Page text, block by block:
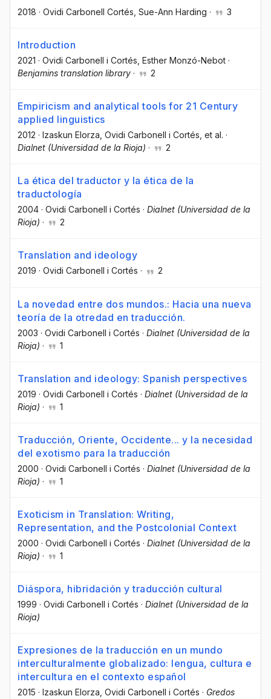
2018 · Ovidi Carbonell Cortés , Sue-Ann Harding · 3
Introduction
2021 · Ovidi Carbonell i Cortés , Esther Monzó-Nebot ·
Benjamins translation library · 2
Empiricism and analytical tools for 21 Century
applied linguistics
2012 · Izaskun Elorza , Ovidi Carbonell i Cortés , et al. ·
Dialnet (Universidad de la Rioja) · 2
La ética del traductor y la ética de la
traductología
2004 · Ovidi Carbonell i Cortés · Dialnet (Universidad de la
Rioja) · 2
Translation and ideology
2019 · Ovidi Carbonell i Cortés · 2
La novedad entre dos mundos.: Hacia una nueva
teoría de la otredad en traducción.
2003 · Ovidi Carbonell i Cortés · Dialnet (Universidad de la
Rioja) · 1
Translation and ideology: Spanish perspectives
2019 · Ovidi Carbonell i Cortés · Dialnet (Universidad de la
Rioja) · 1
Traducción, Oriente, Occidente... y la necesidad
del exotismo para la traducción
2000 · Ovidi Carbonell i Cortés · Dialnet (Universidad de la
Rioja) · 1
Exoticism in Translation: Writing,
Representation, and the Postcolonial Context
2000 · Ovidi Carbonell i Cortés · Dialnet (Universidad de la
Rioja) · 1
Diáspora, hibridación y traducción cultural
1999 · Ovidi Carbonell i Cortés · Dialnet (Universidad de la
Rioja)
Expresiones de la traducción en un mundo
interculturalmente globalizado: lengua, cultura e
intercultura en el contexto español
2015 · Izaskun Elorza , Ovidi Carbonell i Cortés · Gredos